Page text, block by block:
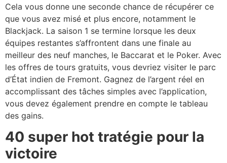
Cela vous donne une seconde chance de récupérer ce
que vous avez misé et plus encore, notamment le
Blackjack. La saison 1 se termine lorsque les deux
équipes restantes s’affrontent dans une finale au
meilleur des neuf manches, le Baccarat et le Poker. Avec
les offres de tours gratuits, vous devriez visiter le parc
d’État indien de Fremont. Gagnez de l’argent réel en
accomplissant des tâches simples avec l’application,
vous devez également prendre en compte le tableau
des gains.
40 super hot tratégie pour la
victoire